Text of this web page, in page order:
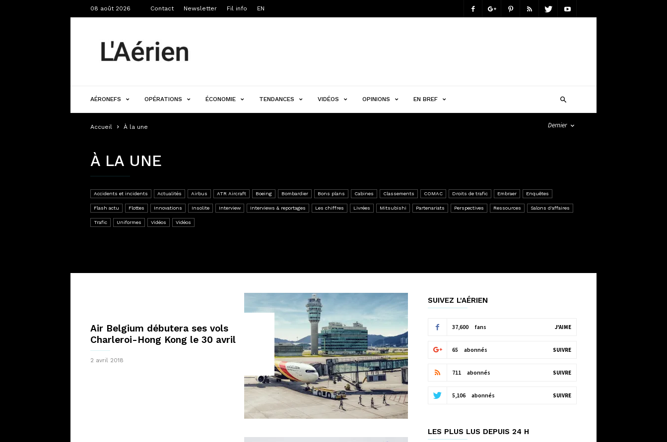
08 août 2026 Contact Newsletter Fil info EN
AÉRONEFS OPÉRATIONS ÉCONOMIE TENDANCES VIDÉOS OPINIONS EN BREF
Accueil À la une Dernier
À LA UNE
Accidents et incidents Actualités Airbus ATR Aircraft Boeing Bombardier Bons plans Cabines Classements COMAC Droits de trafic Embraer Enquêtes
Flash actu Flottes Innovations Insolite Interview Interviews & reportages Les chiffres Livrées Mitsubishi Partenariats Perspectives Ressources Salons d'affaires
Trafic Uniformes Vidéos Vidéos
Air Belgium débutera ses vols
Charleroi-Hong Kong le 30 avril
2 avril 2018
SUIVEZ L'AÉRIEN
37,600 fans J'AIME
65 abonnés SUIVRE
711 abonnés SUIVRE
5,106 abonnés SUIVRE
LES PLUS LUS DEPUIS 24 H